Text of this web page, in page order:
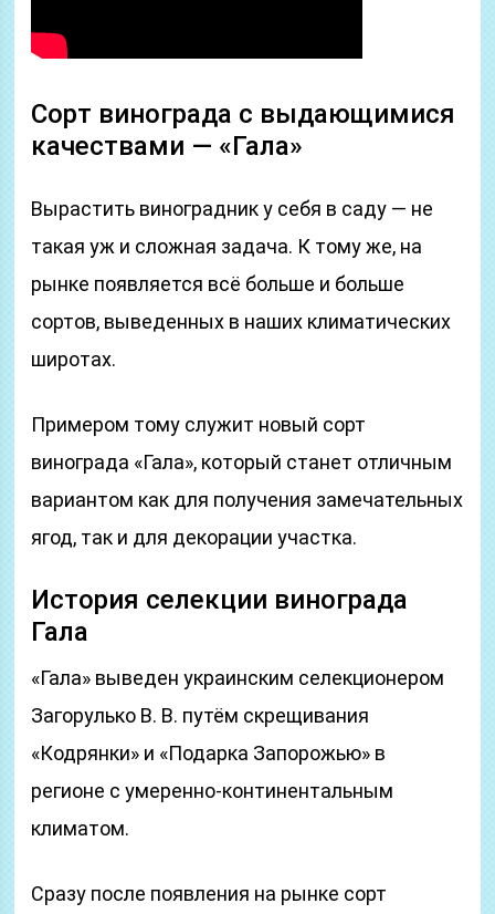
Сорт винограда с выдающимися
качествами — «Гала»
Вырастить виноградник у себя в саду — не
такая уж и сложная задача. К тому же, на
рынке появляется всё больше и больше
сортов, выведенных в наших климатических
широтах.
Примером тому служит новый сорт
винограда «Гала», который станет отличным
вариантом как для получения замечательных
ягод, так и для декорации участка.
История селекции винограда
Гала
«Гала» выведен украинским селекционером
Загорулько В. В. путём скрещивания
«Кодрянки» и «Подарка Запорожью» в
регионе с умеренно-континентальным
климатом.
Сразу после появления на рынке сорт